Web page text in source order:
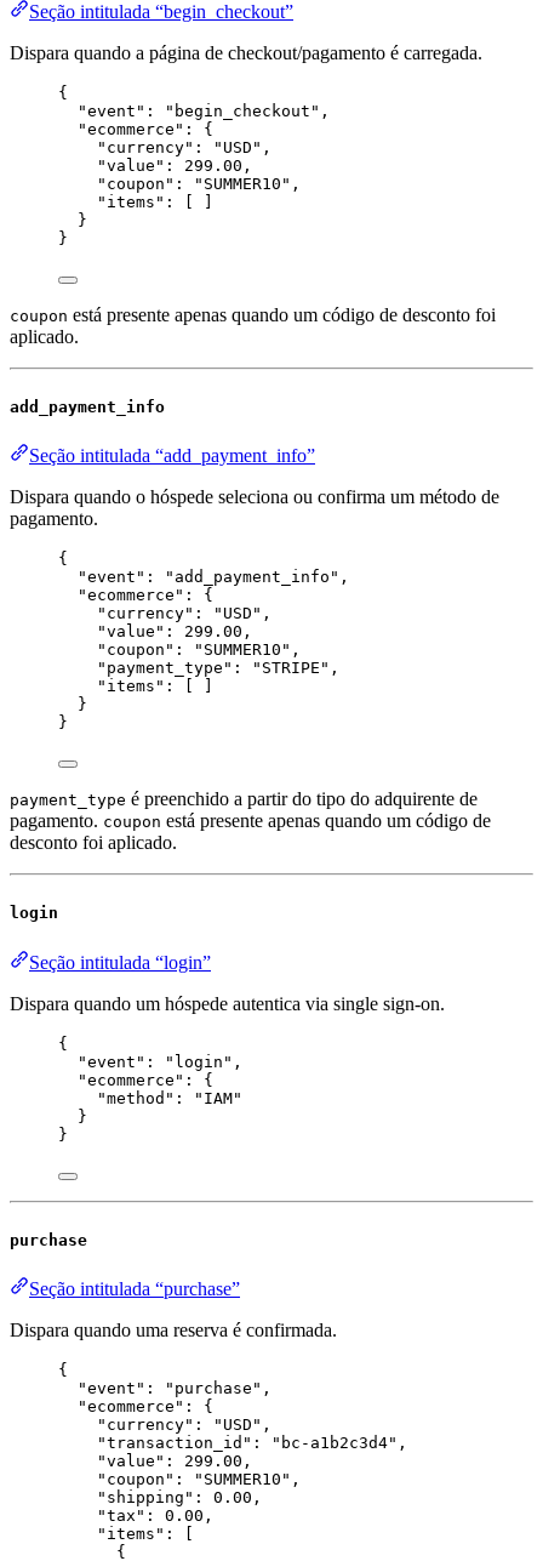
Seção intitulada “begin_checkout”
Dispara quando a página de checkout/pagamento é carregada.
{
"event" : " begin_checkout " ,
"ecommerce" : {
"currency" : " USD " ,
"value" : 299.00 ,
"coupon" : " SUMMER10 " ,
"items" : [ ]
}
}
coupon está presente apenas quando um código de desconto foi
aplicado.
add_payment_info
Seção intitulada “add_payment_info”
Dispara quando o hóspede seleciona ou confirma um método de
pagamento.
{
"event" : " add_payment_info " ,
"ecommerce" : {
"currency" : " USD " ,
"value" : 299.00 ,
"coupon" : " SUMMER10 " ,
"payment_type" : " STRIPE " ,
"items" : [ ]
}
}
payment_type é preenchido a partir do tipo do adquirente de
pagamento. coupon está presente apenas quando um código de
desconto foi aplicado.
login
Seção intitulada “login”
Dispara quando um hóspede autentica via single sign-on.
{
"event" : " login " ,
"ecommerce" : {
"method" : " IAM"
}
}
purchase
Seção intitulada “purchase”
Dispara quando uma reserva é confirmada.
{
"event" : " purchase " ,
"ecommerce" : {
"currency" : " USD " ,
"transaction_id" : " bc-a1b2c3d4" ,
"value" : 299.00 ,
"coupon" : " SUMMER10 " ,
"shipping" : 0.00 ,
"tax" : 0.00 ,
"items" : [
{